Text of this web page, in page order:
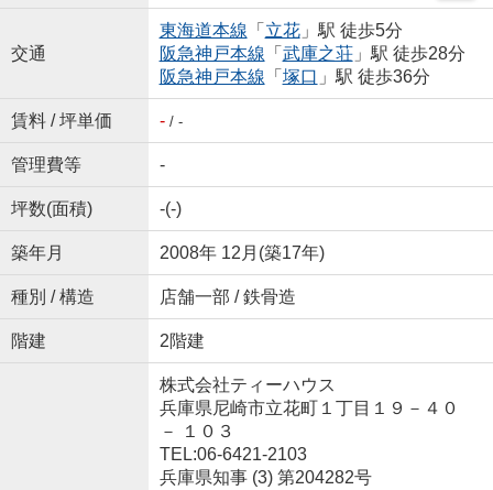
交通
東海道本線 「 立花」駅 徒歩5分
阪急神戸本線 「 武庫之荘」駅 徒歩28分
阪急神戸本線 「 塚口 」駅 徒歩36分
賃料 / 坪単価 -/ -
管理費等 -
坪数(面積) -(-)
築年月 2008年 12月(築17年)
種別 / 構造 店舗一部 / 鉄骨造
階建 2階建
株式会社ティーハウス
兵庫県尼崎市立花町１丁目１９－４０
－ １０３
TEL:06-6421-2103
兵庫県知事 (3) 第204282号